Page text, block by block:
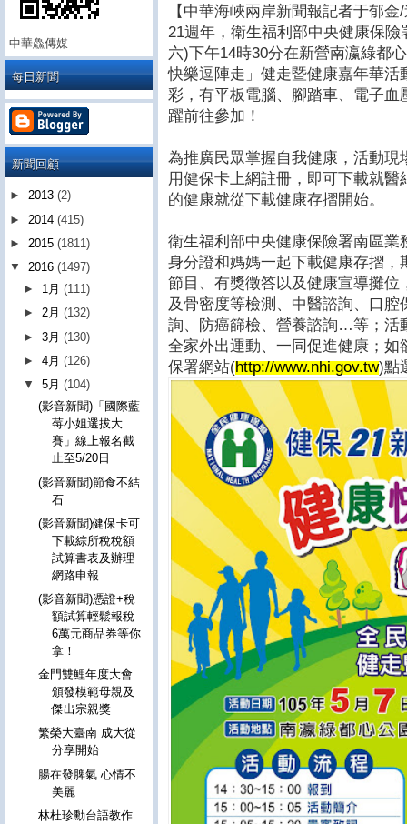
【中華海峽兩岸新聞報記者于郁
21週年，衛生福利部中央健康保
六)下午14時30分在新營南瀛綠都
快樂逗陣走」健走暨健康嘉年華
彩，有平板電腦、腳踏車、電子
躍前往參加！
為推廣民眾掌握自我健康，活動
用健保卡上網註冊，即可下載就
的健康就從下載健康存摺開始。
衛生福利部中央健康保險署南區
身分證和媽媽一起下載健康存摺
節目、有獎徵答以及健康宣導攤
及骨密度等檢測、中醫諮詢、口
詢、防癌篩檢、營養諮詢…等；活
全家外出運動、一同促進健康；
保署網站(http://www.nhi.gov.tw)點
中華鱻傳媒
每日新聞
新聞回顧
► 2013 (2)
► 2014 (415)
► 2015 (1811)
▼ 2016 (1497)
► 1月(111)
►2月(132)
►3月(130)
►4月(126)
▼5月(104)
(影音新聞)「國際藍
莓小姐選拔大
賽」線上報名截
止至5/20日
(影音新聞)節食不結
石
(影音新聞)健保卡可
下載綜所稅稅額
試算書表及辦理
網路申報
(影音新聞)憑證+稅
額試算輕鬆報稅
6萬元商品券等你
拿！
金門雙鯉年度大會
頒發模範母親及
傑出宗親獎
繁榮大臺南 成大從
分享開始
腸在發脾氣 心情不
美麗
林杜珍勳台語教作